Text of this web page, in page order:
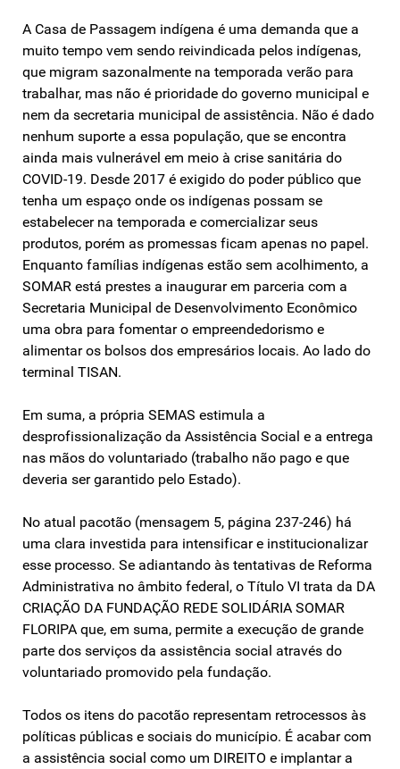
A Casa de Passagem indígena é uma demanda que a
muito tempo vem sendo reivindicada pelos indígenas,
que migram sazonalmente na temporada verão para
trabalhar, mas não é prioridade do governo municipal e
nem da secretaria municipal de assistência. Não é dado
nenhum suporte a essa população, que se encontra
ainda mais vulnerável em meio à crise sanitária do
COVID-19. Desde 2017 é exigido do poder público que
tenha um espaço onde os indígenas possam se
estabelecer na temporada e comercializar seus
produtos, porém as promessas ficam apenas no papel.
Enquanto famílias indígenas estão sem acolhimento, a
SOMAR está prestes a inaugurar em parceria com a
Secretaria Municipal de Desenvolvimento Econômico
uma obra para fomentar o empreendedorismo e
alimentar os bolsos dos empresários locais. Ao lado do
terminal TISAN.
Em suma, a própria SEMAS estimula a
desprofissionalização da Assistência Social e a entrega
nas mãos do voluntariado (trabalho não pago e que
deveria ser garantido pelo Estado).
No atual pacotão (mensagem 5, página 237-246) há
uma clara investida para intensificar e institucionalizar
esse processo. Se adiantando às tentativas de Reforma
Administrativa no âmbito federal, o Título VI trata da DA
CRIAÇÃO DA FUNDAÇÃO REDE SOLIDÁRIA SOMAR
FLORIPA que, em suma, permite a execução de grande
parte dos serviços da assistência social através do
voluntariado promovido pela fundação.
Todos os itens do pacotão representam retrocessos às
políticas públicas e sociais do município. É acabar com
a assistência social como um DIREITO e implantar a